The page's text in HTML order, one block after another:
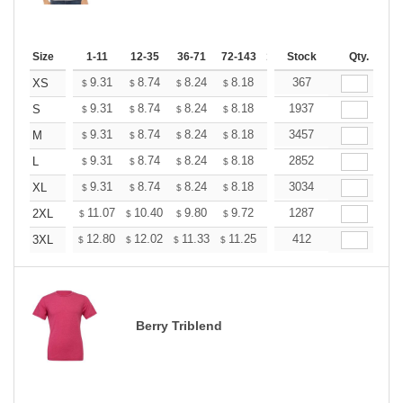
Size 1-11 12-35 36-71 72-143 144-287 288 + More
Stock Qty.
XS $ 9.31 $ 8.74 $ 8.24 $ 8.18 7.80
367
S
$ 9.31 $ 8.74 $ 8.24 $ 8.18 7.80
1937
M
$ 9.31 $ 8.74 $ 8.24 $ 8.18 7.80
3457
L
$ 9.31 $ 8.74 $ 8.24 $ 8.18 7.80
2852
XL
$ 9.31 $ 8.74 $ 8.24 $ 8.18 7.80
3034
2XL
$ 11.07 $ 10.40 $ 9.80 $ 9.72 9.28
1287
3XL
$ 12.80 $ 12.02 $ 11.33 $ 11.25 10.73
412
Berry Triblend